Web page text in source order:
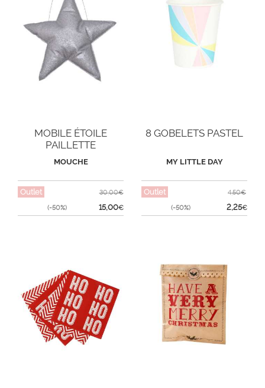
MOBILE ÉTOILE
PAILLETTE
MOUCHE
Outlet
(-50%)
30,00€
15,00€
8 GOBELETS PASTEL
MY LITTLE DAY
Outlet
(-50%)
4,50€
2,25€